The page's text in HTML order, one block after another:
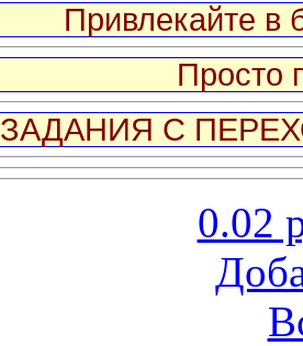
Привлекайте в
Просто
ЗАДАНИЯ С
0.02